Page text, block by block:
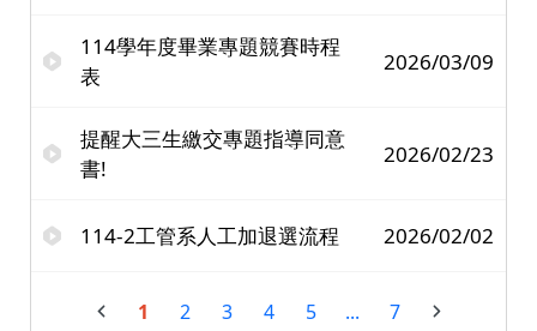
114學年度畢業專題競賽時程
表
2026/03/09
提醒大三生繳交專題指導同意
書!
2026/02/23
114-2工管系人工加退選流程 2026/02/02
1 2 3 4 5 ... 7